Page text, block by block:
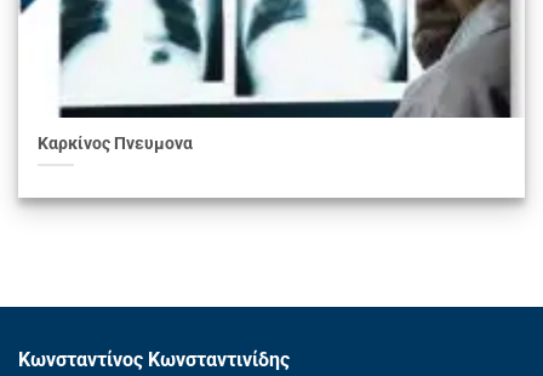
Καρκίνος Πνευμονα
Κωνσταντίνος Κωνσταντινίδης